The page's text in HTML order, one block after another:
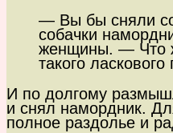
— Вы бы сняли
собачки
женщины. — Что
такого ласкового
И по долгому
и снял намордник.
полное раздолье и